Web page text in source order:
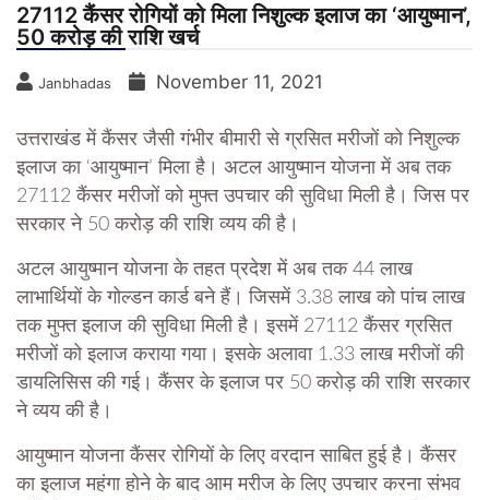
27112 कैंसर रोगियों को मिला निशुल्क इलाज का ‘आयुष्मान’,
50 करोड़ की राशि खर्च
Janbhadas November 11, 2021
उत्तराखंड में कैंसर जैसी गंभीर बीमारी से ग्रसित मरीजों को निशुल्क
इलाज का ‘आयुष्मान’ मिला है। अटल आयुष्मान योजना में अब तक
27112 कैंसर मरीजों को मुफ्त उपचार की सुविधा मिली है। जिस पर
सरकार ने 50 करोड़ की राशि व्यय की है।
अटल आयुष्मान योजना के तहत प्रदेश में अब तक 44 लाख
लाभार्थियों के गोल्डन कार्ड बने हैं। जिसमें 3.38 लाख को पांच लाख
तक मुफ्त इलाज की सुविधा मिली है। इसमें 27112 कैंसर ग्रसित
मरीजों को इलाज कराया गया। इसके अलावा 1.33 लाख मरीजों की
डायलिसिस की गई। कैंसर के इलाज पर 50 करोड़ की राशि सरकार
ने व्यय की है।
आयुष्मान योजना कैंसर रोगियों के लिए वरदान साबित हुई है। कैंसर
का इलाज महंगा होने के बाद आम मरीज के लिए उपचार करना संभव